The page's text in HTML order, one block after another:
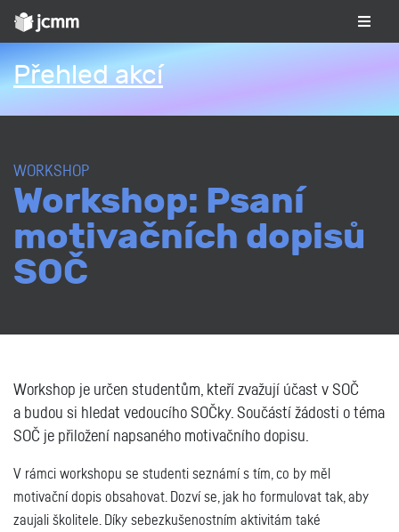
Přehled akcí
WORKSHOP
Workshop: Psaní
motivačních dopisů
SOČ
Workshop je určen studentům, kteří zvažují účast v SOČ
a budou si hledat vedoucího SOČky. Součástí žádosti o téma
SOČ je přiložení napsaného motivačního dopisu.
V rámci workshopu se studenti seznámí s tím, co by měl
motivační dopis obsahovat. Dozví se, jak ho formulovat tak, aby
zaujali školitele. Díky sebezkušenostním aktivitám také